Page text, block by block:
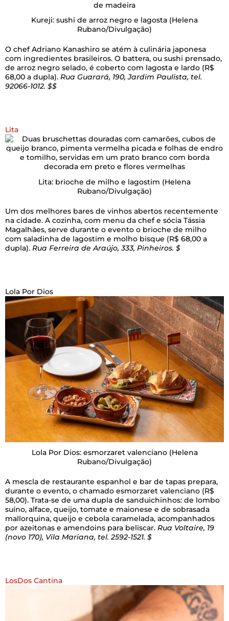
Kureji: sushi de arroz negro e lagosta (Helena
Rubano/Divulgação)
O chef Adriano Kanashiro se atém à culinária japonesa
com ingredientes brasileiros. O battera, ou sushi prensado,
de arroz negro selado, é coberto com lagosta e lardo (R$
68,00 a dupla). Rua Guarará, 190, Jardim Paulista, tel.
92066-1012. $$
Lita
Lita: brioche de milho e lagostim (Helena
Rubano/Divulgação)
Um dos melhores bares de vinhos abertos recentemente
na cidade. A cozinha, com menu da chef e sócia Tássia
Magalhães, serve durante o evento o brioche de milho
com saladinha de lagostim e molho bisque (R$ 68,00 a
dupla). Rua Ferreira de Araújo, 333, Pinheiros. $
Lola Por Dios
Lola Por Dios: esmorzaret valenciano (Helena
Rubano/Divulgação)
A mescla de restaurante espanhol e bar de tapas prepara,
durante o evento, o chamado esmorzaret valenciano (R$
58,00). Trata-se de uma dupla de sanduichinhos: de lombo
suíno, alface, queijo, tomate e maionese e de sobrasada
mallorquina, queijo e cebola caramelada, acompanhados
por azeitonas e amendoins para beliscar. Rua Voltaire, 19
(novo 170), Vila Mariana, tel. 2592-1521. $
LosDos Cantina